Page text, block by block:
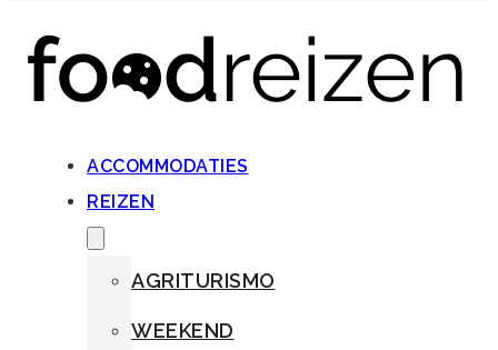
ACCOMMODATIES
REIZEN
AGRITURISMO
WEEKEND